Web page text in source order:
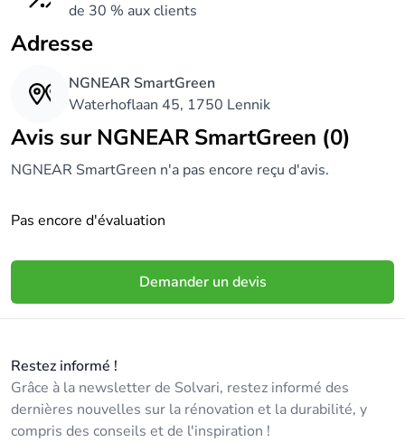
de 30 % aux clients
Adresse
NGNEAR SmartGreen
Waterhoflaan 45, 1750 Lennik
Avis sur NGNEAR SmartGreen (0)
NGNEAR SmartGreen n'a pas encore reçu d'avis.
Pas encore d'évaluation
Demander un devis
Restez informé !
Grâce à la newsletter de Solvari, restez informé des
dernières nouvelles sur la rénovation et la durabilité, y
compris des conseils et de l'inspiration !